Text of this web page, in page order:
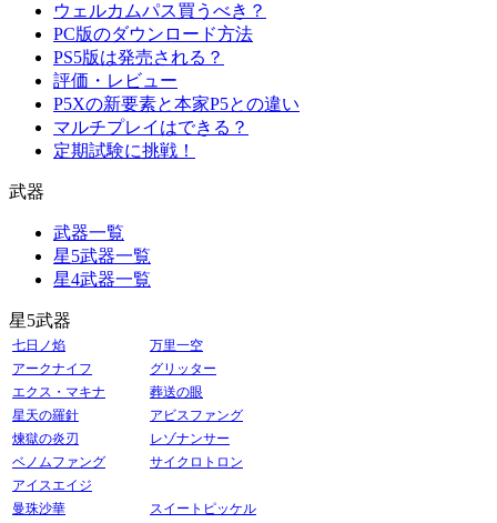
ウェルカムパス買うべき？
PC版のダウンロード方法
PS5版は発売される？
評価・レビュー
P5Xの新要素と本家P5との違い
マルチプレイはできる？
定期試験に挑戦！
武器
武器一覧
星5武器一覧
星4武器一覧
星5武器
七日ノ焰
万里一空
アークナイフ
グリッター
エクス・マキナ
葬送の眼
星天の羅針
アビスファング
煉獄の炎刃
レゾナンサー
ベノムファング
サイクロトロン
アイスエイジ
曼珠沙華
スイートピッケル